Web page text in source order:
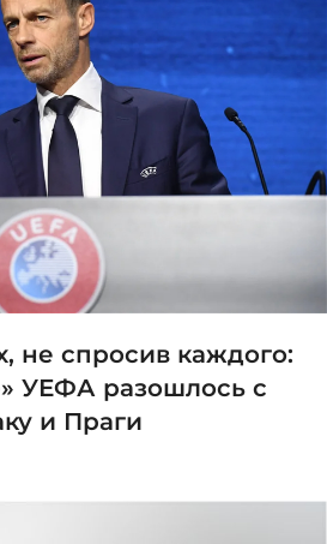
не спросив каждого:
УЕФА разошлось с
и Праги